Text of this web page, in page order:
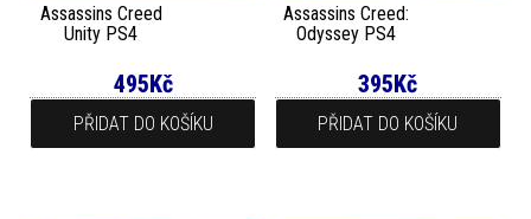
Assassins Creed
Unity PS4
495Kč
PŘIDAT DO KOŠÍKU
Assassins Creed:
Odyssey PS4
395Kč
PŘIDAT DO KOŠÍKU